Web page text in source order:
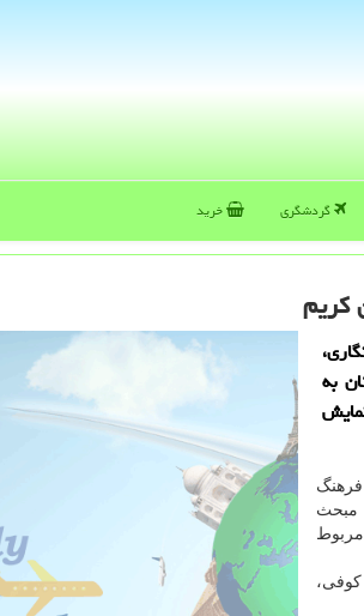
گردشگری خرید
كریم
به
فرهنگ
مبحث
خط کوفی،